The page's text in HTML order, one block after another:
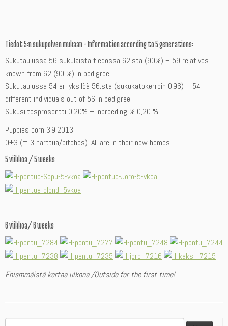
Tiedot 5:n sukupolven mukaan – Information according to 5 generations:
Sukutaulussa 56 sukulaista tiedossa 62:sta (90%) – 59 relatives
known from 62 (90 %) in pedigree
Sukutaulussa 54 eri yksilöä 56:sta (sukukatokerroin 0,96) – 54
different individuals out of 56 in pedigree
Sukusiitosprosentti 0,20% – Inbreeding % 0,20 %
Puppies born 3.9.2013
0+3 (= 3 narttua/bitches). All are in their new homes.
5 viikkoa / 5 weeks
6 viikkoa/ 6 weeks
Enismmäistä kertaa ulkona /Outside for the first time!